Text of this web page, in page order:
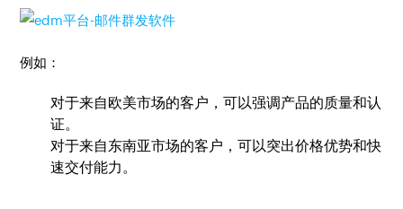
例如：
对于来自欧美市场的客户，可以强调产品的质量和认
证。
对于来自东南亚市场的客户，可以突出价格优势和快
速交付能力。